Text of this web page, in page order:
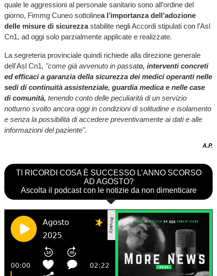
quale le aggressioni al personale sanitario sono all’ordine del
giorno, Fimmg Cuneo sottolinea l’importanza dell’adozione
delle misure di sicurezzastabilite negli Accordi stipulati con l’Asl
Cn1, ad oggi solo parzialmente applicate e realizzate.
La segreteria provinciale quindi richiede alla direzione generale
dell'Asl Cn1, "come già avvenuto in passato, interventi concreti
ed efficaci a garanzia della sicurezza dei medici operanti nelle
sedi di continuità assistenziale, guardia medica e nelle case
di comunità, tenendo conto delle peculiarità di un servizio
notturno svolto ancora oggi in condizioni di solitudine e isolamento
e senza la possibilità di accedere preventivamente ai dati e alle
informazioni del paziente".
A.P.
TI RICORDI COSA È SUCCESSO L’ANNO SCORSO
AD AGOSTO?
Ascolta il podcast con le notizie da non dimenticare